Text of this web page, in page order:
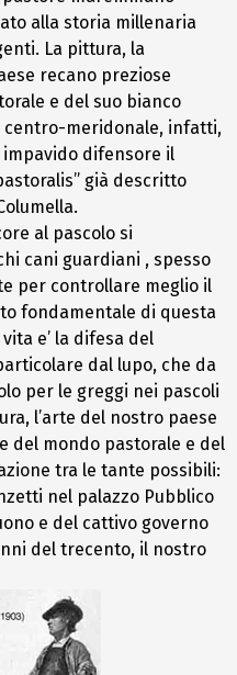
alla storia millenaria
La pittura, la
recano preziose
e del suo bianco
centro-meridonale, infatti,
difensore il
già descritto
al pascolo si
cani guardiani , spesso
per controllare meglio il
fondamentale di questa
e’ la difesa del
dal lupo, che da
per le greggi nei pascoli
l’arte del nostro paese
del mondo pastorale e del
tra le tante possibili:
nel palazzo Pubblico
e del cattivo governo
del trecento, il nostro